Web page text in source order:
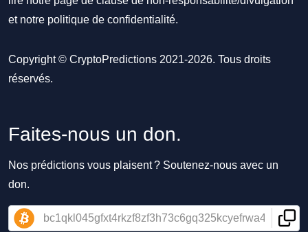
et notre politique de confidentialité.
Copyright © CryptoPredictions 2021-2026. Tous droits
réservés.
Faites-nous un don.
Nos prédictions vous plaisent ? Soutenez-nous avec un
don.